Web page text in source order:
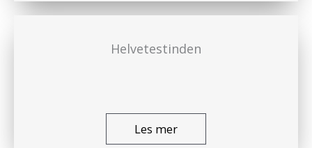
Helvetestinden
Les mer